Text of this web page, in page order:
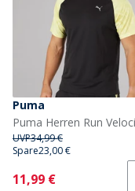
Puma
UVP34,99 €
Spare23,00 €
Current
11,99 €